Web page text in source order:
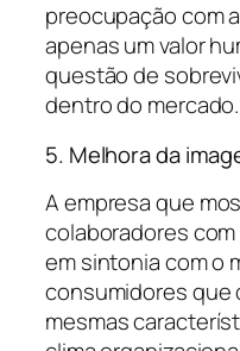
preocupação com
apenas um valor
questão de
dentro do mercado.
5. Melhora da
A empresa que
colaboradores
em sintonia com o
consumidores que
mesmas